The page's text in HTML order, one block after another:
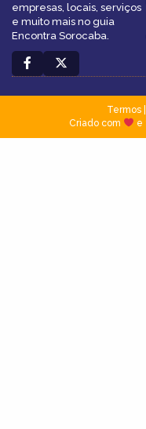
empresas, locais, serviços
e muito mais no guia
Encontra Sorocaba.
Termos|
Criado com
e